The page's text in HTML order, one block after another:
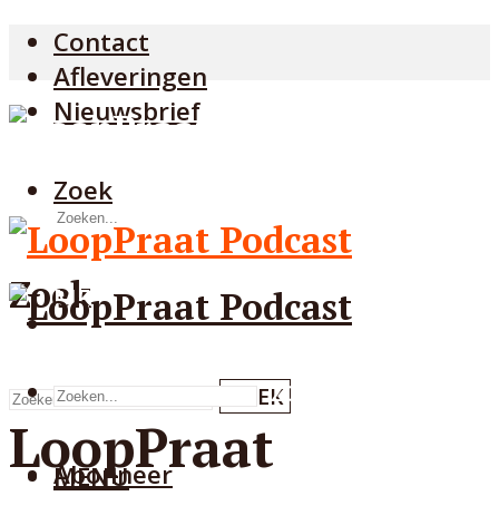
Contact
Afleveringen
Nieuwsbrief
Zoek
Zoek
ZOEK
Abonneer
MENU
MENU
ZOEK
MENU
LoopPraat